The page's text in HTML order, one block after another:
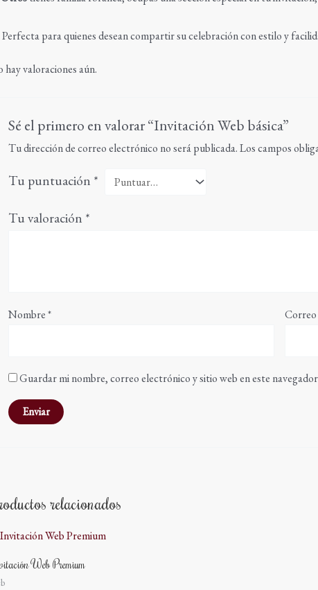
para quienes desean compartir su celebración con estilo y
hay valoraciones aún.
Sé el primero en valorar “Invitación Web básica”
Tu dirección de correo electrónico no será publicada.Los campos
Tu puntuación *
Tu valoración *
Nombre*
Guardar mi nombre, correo electrónico y sitio web en este
relacionados
Web Premium